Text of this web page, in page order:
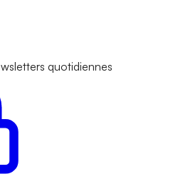
quotidiennes